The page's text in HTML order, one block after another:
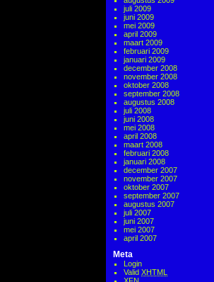
juli 2009
juni 2009
mei 2009
april 2009
maart 2009
februari 2009
januari 2009
december 2008
november 2008
oktober 2008
september 2008
augustus 2008
juli 2008
juni 2008
mei 2008
april 2008
maart 2008
februari 2008
januari 2008
december 2007
november 2007
oktober 2007
september 2007
augustus 2007
juli 2007
juni 2007
mei 2007
april 2007
Meta
Login
Valid XHTML